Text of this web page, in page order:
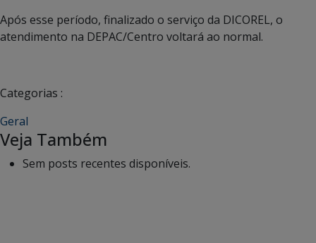
Após esse período, finalizado o serviço da DICOREL, o
atendimento na DEPAC/Centro voltará ao normal.
Categorias :
Geral
Veja Também
Sem posts recentes disponíveis.